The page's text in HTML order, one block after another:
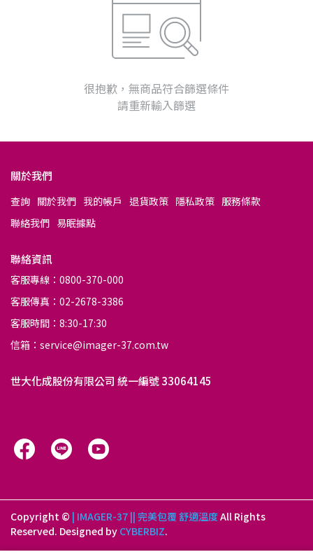
很抱歉，無商品符合篩選條件
請重新輸入篩選
關於我們
查詢 關於我們 我的帳戶 退貨政策 隱私政策 服務條款
聯絡我們 易眠據點
聯絡資訊
客服專線：0800-370-000
客服傳真：02-2678-3386
客服時間：8:30-17:30
信箱：service@imager-37.com.tw
世大化成股份有限公司 統一編號 33064145
Copyright © | IMAGER-37 || 完美包覆 舒適溫度All Rights
Reserved. Designed by CYBERBIZ.